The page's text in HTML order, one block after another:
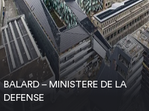
BALARD – MINISTERE DE LA
DEFENSE